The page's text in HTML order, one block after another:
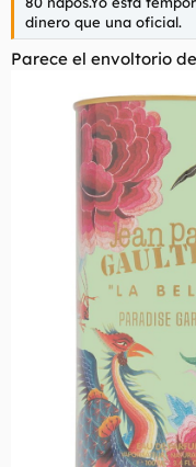
dinero que una oficial.
Parece el envoltorio